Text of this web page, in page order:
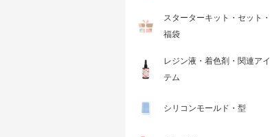
スターターキット・セット・
福袋
レジン液・着色剤・関連アイ
テム
シリコンモールド・型